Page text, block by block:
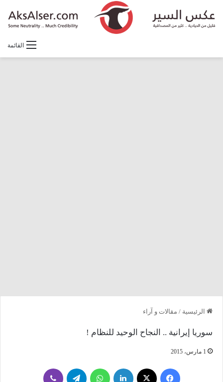
القائمة
الرئيسية / مقالات و آراء
سوريا إيرانية .. النجاح الوحيد للنظام !
1 مارس، 2015
فيسبوك لينكدإن واتساب تيلقرام